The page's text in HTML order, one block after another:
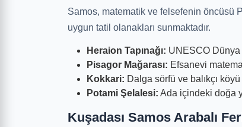
Samos, matematik ve felsefenin öncüsü
uygun tatil olanakları sunmaktadır.
Heraion Tapınağı: UNESCO Dünya
Pisagor Mağarası: Efsanevi
Kokkari: Dalga sörfü ve balıkçı
Potami Şelalesi: Ada içindeki doğa
Kuşadası Samos Arabalı